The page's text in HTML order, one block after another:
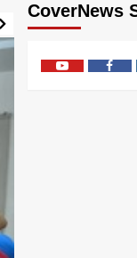
CoverNews
Youtube